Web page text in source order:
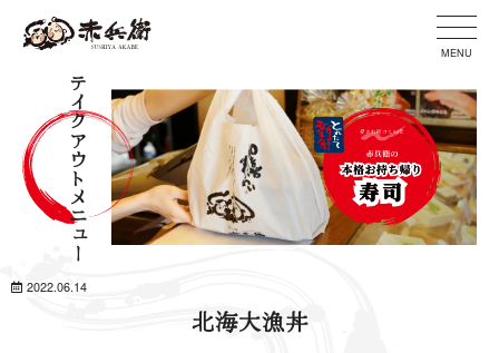
MENU
テイクアウトメニュー
2022.06.14
北海大漁丼